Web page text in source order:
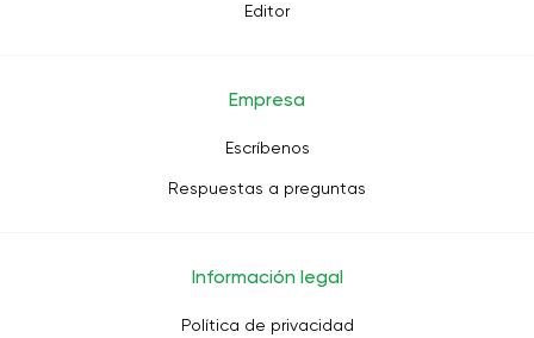
Editor
Empresa
Escríbenos
Respuestas a preguntas
Información legal
Política de privacidad